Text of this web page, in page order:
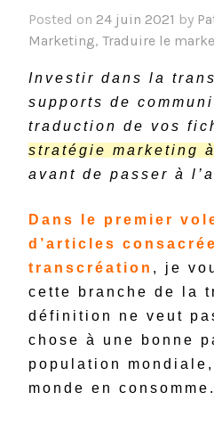
Posted on 24 juin 2021 by
Marketing, Traduire le
Investir dans la
supports de
traduction de vos
stratégie marketing
avant de passer à
Dans le premier
d’articles
transcréation , je
cette branche de la
définition ne veut
chose à une bonne
population
monde en consomme.